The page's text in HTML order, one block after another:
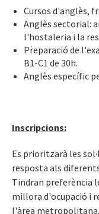
Cursos d'anglès,
Anglès sectorial:
l'hostaleria i la
Preparació de
B1-C1 de 30h.
Anglès específic
Inscripcions:
Es prioritzarà les
resposta als
Tindran preferència
millora d'ocupació i
l'àrea metropolitana.